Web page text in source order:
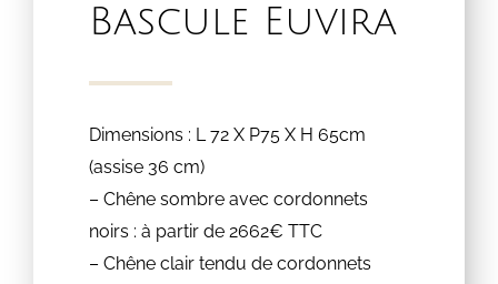
Bascule Euvira
Dimensions : L 72 X P75 X H 65cm
(assise 36 cm)
– Chêne sombre avec cordonnets
noirs : à partir de 2662€ TTC
– Chêne clair tendu de cordonnets